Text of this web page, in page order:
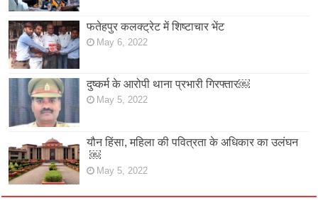
फतेहपुर कलक्ट्रेट में शिष्टाचार भेंट
May 6, 2022
दुष्कर्म के आरोपी थाना प्रभारी गिरफ्तार￼
May 5, 2022
यौन हिंसा, महिला की पवित्रता के अधिकार का उलंघन
￼
May 5, 2022